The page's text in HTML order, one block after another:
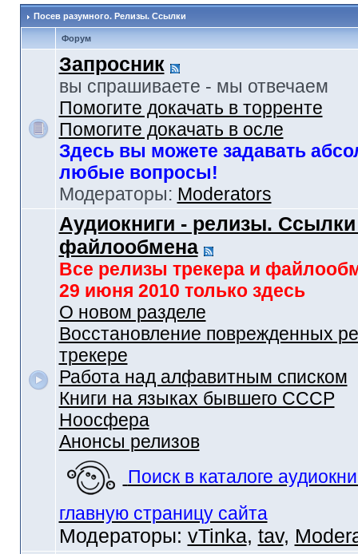
Посев разумного. Релизы. Ссылки
Форум
Запросник
вы спрашиваете - мы отвечаем
Помогите докачать в торренте
Помогите докачать в осле
Здесь вы можете задавать
любые вопросы!
Модераторы: Moderators
Аудиокниги - релизы. Ссылки
файлообмена
Все релизы трекера и
29 июня 2010 только здесь
О новом разделе
Восстановление поврежденных
трекере
Работа над алфавитным списком
Книги на языках бывшего СССР
Ноосфера
Анонсы релизов
Поиск в каталоге
главную страницу сайта
Модераторы: vTinka, tav,